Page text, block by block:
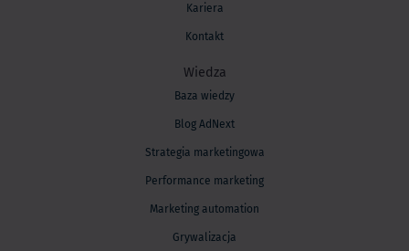
Kariera
Kontakt
Wiedza
Baza wiedzy
Blog AdNext
Strategia marketingowa
Performance marketing
Marketing automation
Grywalizacja